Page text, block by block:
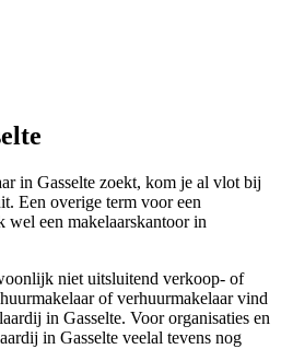
in Gasselte zoekt, kom je al vlot bij
Een overige term voor een
wel een makelaarskantoor in
niet uitsluitend verkoop- of
of verhuurmakelaar vind
in Gasselte. Voor organisaties en
in Gasselte veelal tevens nog